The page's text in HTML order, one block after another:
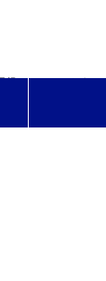
録ソーシャルメディア